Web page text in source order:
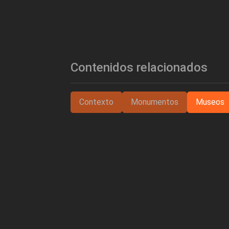
Contenidos relacionados
Contexto Monumentos Museos